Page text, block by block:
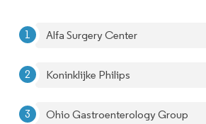
Alfa Surgery Center
Koninklijke Philips
Ohio Gastroenterology Group